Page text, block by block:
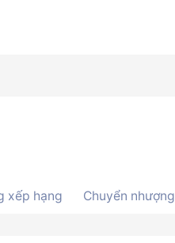
xếp hạng Chuyển nhượng